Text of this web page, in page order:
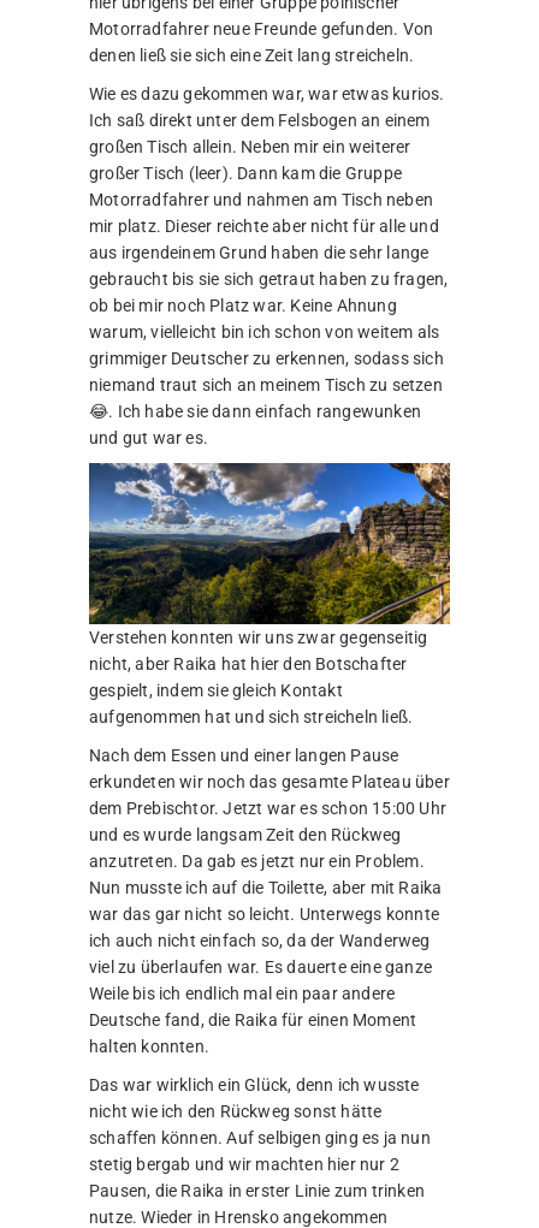
Motorradfahrer neue Freunde gefunden. Von
denen ließ sie sich eine Zeit lang streicheln.
Wie es dazu gekommen war, war etwas kurios.
Ich saß direkt unter dem Felsbogen an einem
großen Tisch allein. Neben mir ein weiterer
großer Tisch (leer). Dann kam die Gruppe
Motorradfahrer und nahmen am Tisch neben
mir platz. Dieser reichte aber nicht für alle und
aus irgendeinem Grund haben die sehr lange
gebraucht bis sie sich getraut haben zu fragen,
ob bei mir noch Platz war. Keine Ahnung
warum, vielleicht bin ich schon von weitem als
grimmiger Deutscher zu erkennen, sodass sich
niemand traut sich an meinem Tisch zu setzen
😂. Ich habe sie dann einfach rangewunken
und gut war es.
Verstehen konnten wir uns zwar gegenseitig
nicht, aber Raika hat hier den Botschafter
gespielt, indem sie gleich Kontakt
aufgenommen hat und sich streicheln ließ.
Nach dem Essen und einer langen Pause
erkundeten wir noch das gesamte Plateau über
dem Prebischtor. Jetzt war es schon 15:00 Uhr
und es wurde langsam Zeit den Rückweg
anzutreten. Da gab es jetzt nur ein Problem.
Nun musste ich auf die Toilette, aber mit Raika
war das gar nicht so leicht. Unterwegs konnte
ich auch nicht einfach so, da der Wanderweg
viel zu überlaufen war. Es dauerte eine ganze
Weile bis ich endlich mal ein paar andere
Deutsche fand, die Raika für einen Moment
halten konnten.
Das war wirklich ein Glück, denn ich wusste
nicht wie ich den Rückweg sonst hätte
schaffen können. Auf selbigen ging es ja nun
stetig bergab und wir machten hier nur 2
Pausen, die Raika in erster Linie zum trinken
nutze. Wieder in Hrensko angekommen